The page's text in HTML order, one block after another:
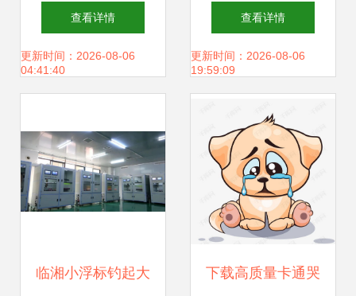
多彩世界的画笔
——致敬微博id单
美好生活研究所
查看详情
更新时间：2026-08-06
04:41:40
的很危险吗？——
食品质量管理动画
查看详情
更新时间：2026-08-06
19:59:09
临湘小浮标钓起大 下载高质量卡通哭